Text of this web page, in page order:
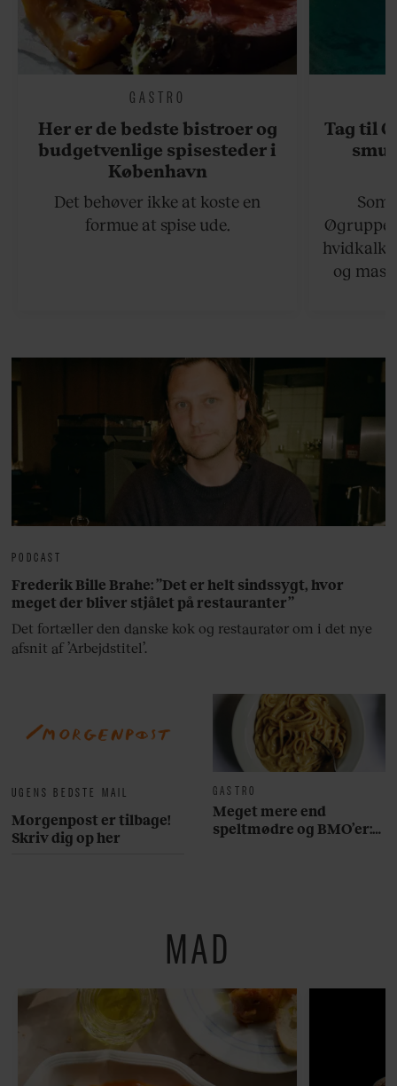
GASTRO
Her er de bedste bistroer og
budgetvenlige spisesteder i
København
Det behøver ikke at koste en
formue at spise ude.
Tag til
og
UGENS BEDSTE MAIL
Morgenpost er tilbage!
Skriv dig op her
GASTRO
Meget mere end
speltmødre og BMO’er:
PODCAST
Frederik Bille Brahe: ”Det er helt sindssygt, hvor
meget der bliver stjålet på restauranter”
Det fortæller den danske kok og restauratør om i det nye
afsnit af ’Arbejdstitel’.
MAD